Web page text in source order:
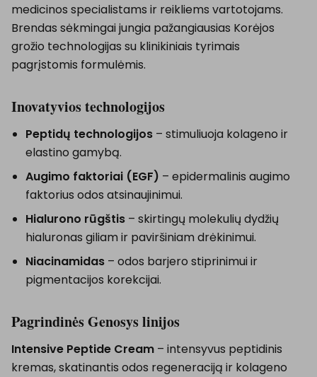
medicinos specialistams ir reikliems vartotojams.
Brendas sėkmingai jungia pažangiausias Korėjos
grožio technologijas su klinikiniais tyrimais
pagrįstomis formulėmis.
Inovatyvios technologijos
Peptidų technologijos – stimuliuoja kolageno ir
elastino gamybą.
Augimo faktoriai (EGF) – epidermalinis augimo
faktorius odos atsinaujinimui.
Hialurono rūgštis – skirtingų molekulių dydžių
hialuronas giliam ir paviršiniam drėkinimui.
Niacinamidas – odos barjero stiprinimui ir
pigmentacijos korekcijai.
Pagrindinės Genosys linijos
Intensive Peptide Cream – intensyvus peptidinis
kremas, skatinantis odos regeneraciją ir kolageno